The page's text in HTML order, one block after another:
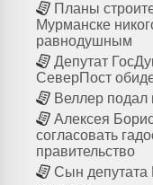
Планы
Мурманске
равнодушным
Депутат
СеверПост
Веллер подал
Алексея
согласовать
правительство
Сын депутата